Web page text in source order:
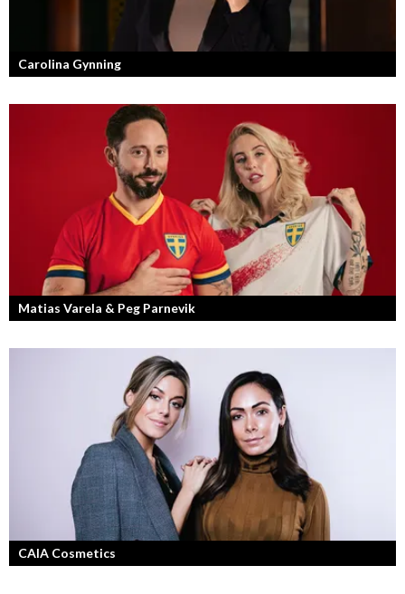
Carolina Gynning
Under ytan av en passionerad och strukturerad entreprenör.
Matias Varela & Peg Parnevik
Här i Sverige så finns det en bred mix av olika nationaliteter från hela
världen och många svenskar har en annan grundnationalitet...
CAIA Cosmetics